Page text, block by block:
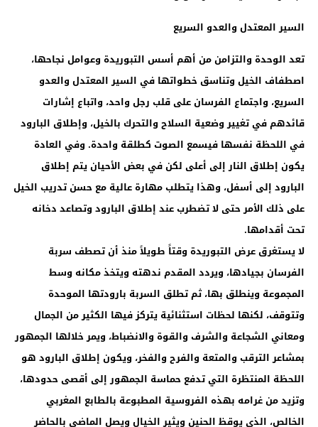
السير المعتدل والعدو السريع
تعد الوحدة والتزامن من أهم أسس التبوريدة وعوامل نجاحها،
اصطفاف الخيل وتناسق خطواتها في السير المعتدل والعدو
السريع، واجتماع الفرسان على قلب رجل واحد، واتباع إشارات
قائدهم في تغيير وضعية السلاح والتحرك بالخيل، وإطلاق البارود
في اللحظة نفسها فيسمع الصوت كطلقة واحدة. وفي العادة
يكون إطلاق النار إلى أعلى لكن في بعض الأحيان يتم إطلاق
البارود إلى أسفل، وهذا يتطلب مهارة عالية مع حسن تدريب الخيل
على ذلك الأمر حتى لا تضطرب عند إطلاق البارود وتصاعد دخانه
تحت أقدامها.
لا يستغرق عرض التبوريدة وقتاً طويلاً منذ أن تصطف سربة
الفرسان بجيادها، ويردد المقدم ندهته ويتخذ مكانه وسط
المجموعة وينطلق بها، ثم تطلق السربة بارودتها الموحدة
وتتوقف، لكنها لحظات استثنائية يتركز فيها الكثير من الجمال
ومعاني الشجاعة والشرف والقوة والانضباط، ويمر خلالها الجمهور
بمشاعر الترقب والمتعة والفرح والفخر، ويكون إطلاق البارود هو
اللحظة المنتظرة التي تدفع حماسة الجمهور إلى أقصى حدودها،
وتزيد من غرامه بهذه الفروسية المطبوعة بالطابع المغربي
الخالص، الذي يوقظ الحنين ويثير الخيال ويصل الماضي بالحاضر